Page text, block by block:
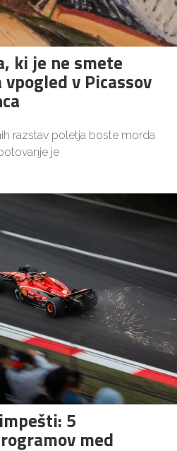
ki je ne smete
v Picassov
razstav poletja boste morda
je
5
med